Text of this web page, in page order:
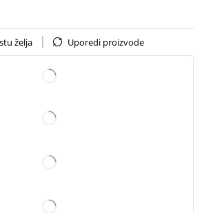
želja Uporedi proizvode